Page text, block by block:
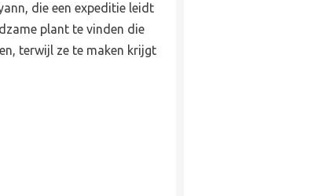
die een expeditie leidt
plant te vinden die
terwijl ze te maken krijgt